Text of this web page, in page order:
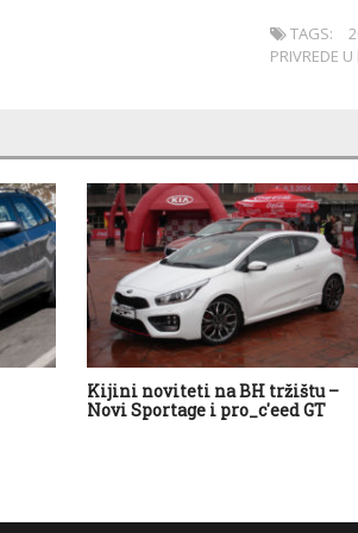
TAGS:
PRIVREDE
Kijini noviteti na BH tržištu –
Novi Sportage i pro_c'eed GT